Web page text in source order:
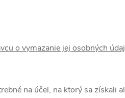
o vymazanie jej osobných
na účel, na ktorý sa získali